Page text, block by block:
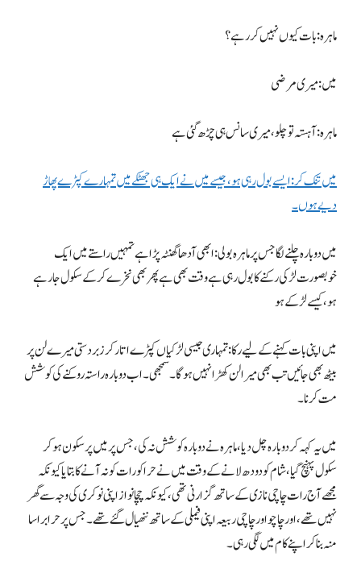
ماہرہ: بات کیوں نہیں کررہے ؟
میں: میری مرضی
ماہرہ: آہستہ تو چلو، میری سانس ہی چڑھ گئی ہے
میں تنک کر: ایسے بول رہی ہو، جیسے میں نے ایک ہی جھٹکے میں تمہارے کپڑے پھاڑ
دیے ہوں۔
میں دوبارہ چلنے لگا جس پر ماہرہ بولی: ابھی آدھا گھنٹہ پڑا ہے تمہیں راستے میں ایک
خوبصورت لڑکی رکنے کا بول رہی ہے وقت بھی ہے پھر بھی نخرے کرکے سکول جا رہے
ہو، کیسے لڑکے ہو
میں اپنی بات کہنے کے لیے رکا: تمہاری جیسی لڑکیاں کپڑے اتار کر زبردستی میرے لن پر
بیٹھ بھی جائیں تب بھی میرا لن کھڑا نہیں ہوگا۔ سمجھی۔ اب دوبارہ راستہ روکنے کی کوشش
مت کرنا۔
میں یہ کہہ کر دوبارہ چل دیا، ماہرہ نے دوبارہ کوشش نہ کی، جس پر میں پرسکون ہو کر
سکول پہنچ گیا، شام کو دودھ لانے کے وقت میں نے حرا کو رات کو نہ آنے کا بتایا کیونکہ
مجھے آج رات چاچی نازی کے ساتھ گزارنی تھی، کیونکہ چچا نواز اپنی نوکری کی وجہ سے گھر
نہیں تھے، اور چاچو اور چاچی ربیعہ اپنی فیملی کے ساتھ ننھیال گئے تھے۔ جس پر حرا برا سا
منہ بنا کر اپنے کام میں لگی رہی۔